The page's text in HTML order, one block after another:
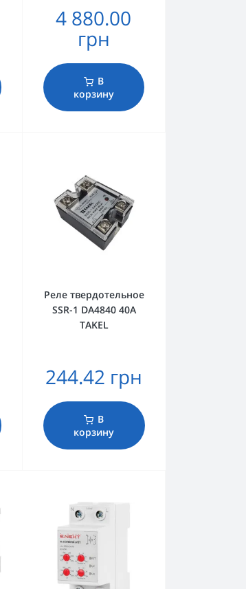
4 880.00
грн
В
корзину
Реле твердотельное
SSR-1 DA4840 40А
TAKEL
244.42 грн
В
корзину